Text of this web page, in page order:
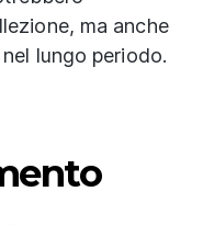
ma anche
lungo periodo.